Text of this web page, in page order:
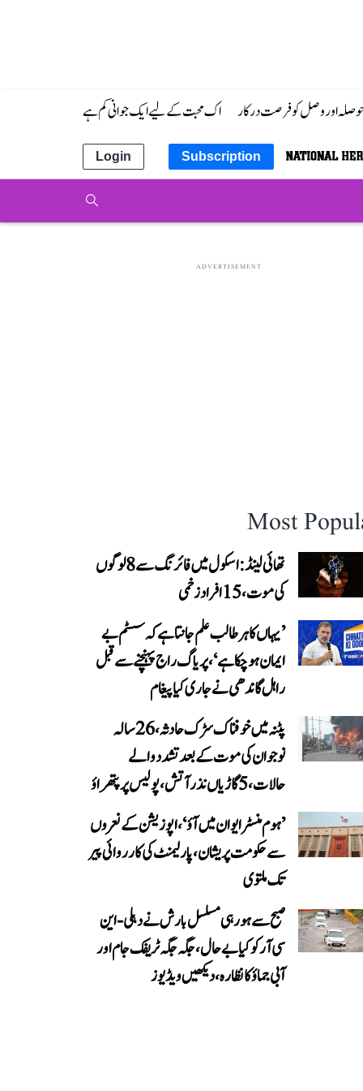
حوصلہ اور وصل کو فرصت درکار اک محبت کے لیے ایک جوانی کم ہے
Subscription
Login
ADVERTISEMENT
Most
تھائی لینڈ: اسکول میں فائرنگ سے 8 لوگوں
کی موت، 15 افراد زخمی
’یہاں کا ہر طالب علم جانتا ہے کہ سسٹم بے
ایمان ہو چکا ہے‘، پریاگ راج پہنچنے سے قبل
راہل گاندھی نے جاری کیا پیغام
پٹنہ میں خوفناک سڑک حادثہ، 26 سالہ
نوجوان کی موت کے بعد تشدد والے
حالات، 5 گاڑیاں نذر آتش، پولیس پر پتھراؤ
’ہوم منسٹر ایوان میں آؤ‘، اپوزیشن کے نعروں
سے حکومت پریشان، پارلیمنٹ کی کارروائی پیر
تک ملتوی
صبح سے ہو رہی مسلسل بارش نے دہلی-این
سی آر کو کیا بے حال، جگہ جگہ ٹریفک جام اور
آبی جماؤ کا نظارہ، دیکھیں ویڈیوز